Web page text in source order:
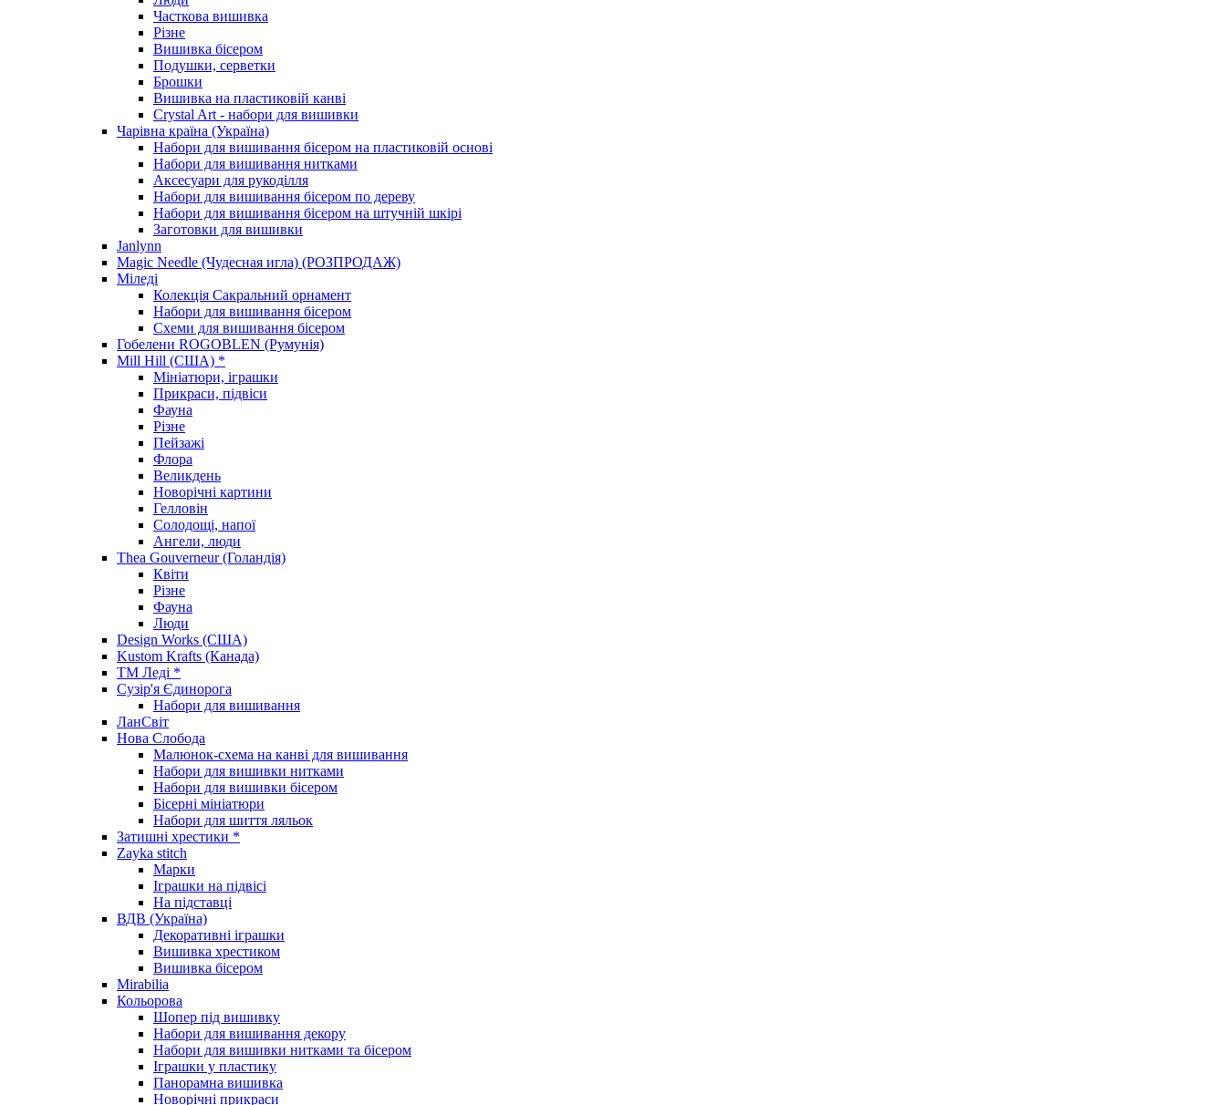
Часткова вишивка
Різне
Вишивка бісером
Подушки, серветки
Брошки
Вишивка на пластиковій канві
Crystal Art - набори для вишивки
Чарівна країна (Україна)
Набори для вишивання бісером на пластиковій основі
Набори для вишивання нитками
Аксесуари для рукоділля
Набори для вишивання бісером по дереву
Набори для вишивання бісером на штучній шкірі
Заготовки для вишивки
Janlynn
Magic Needle (Чудесная игла) (РОЗПРОДАЖ)
Міледі
Колекція Сакральний орнамент
Набори для вишивання бісером
Схеми для вишивання бісером
Гобелени ROGOBLEN (Румунія)
Mill Hill (США) *
Мініатюри, іграшки
Прикраси, підвіси
Фауна
Різне
Пейзажі
Флора
Великдень
Новорічні картини
Гелловін
Солодощі, напої
Ангели, люди
Thea Gouverneur (Голандія)
Квіти
Різне
Фауна
Люди
Design Works (США)
Kustom Krafts (Канада)
ТМ Леді *
Сузір'я Єдинорога
Набори для вишивання
ЛанСвіт
Нова Слобода
Малюнок-схема на канві для вишивання
Набори для вишивки нитками
Набори для вишивки бісером
Бісерні мініатюри
Набори для шиття ляльок
Затишні хрестики *
Zayka stitch
Марки
Іграшки на підвісі
На підставці
ВДВ (Україна)
Декоративні іграшки
Вишивка хрестиком
Вишивка бісером
Mirabilia
Кольорова
Шопер під вишивку
Набори для вишивання декору
Набори для вишивки нитками та бісером
Іграшки у пластику
Панорамна вишивка
Новорічні прикраси